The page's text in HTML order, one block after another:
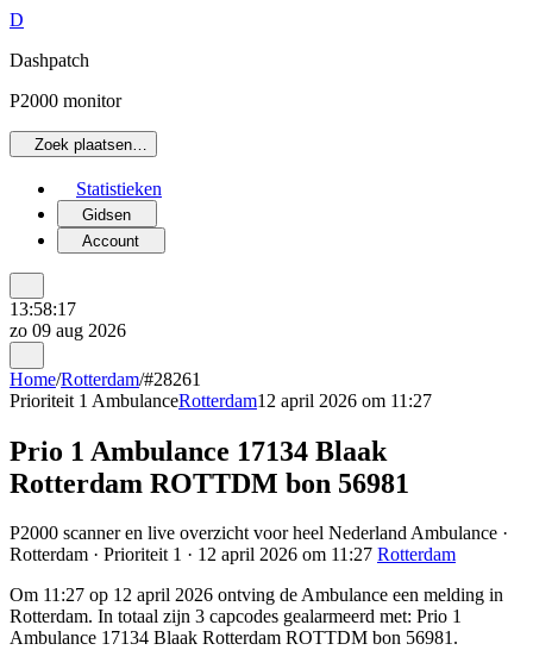
D
Dashpatch
P2000 monitor
Zoek plaatsen…
Statistieken
Gidsen
Account
13:58:17
zo 09 aug 2026
Home/Rotterdam/#28261
Prioriteit 1 AmbulanceRotterdam12 april 2026 om 11:27
Prio 1 Ambulance 17134 Blaak
Rotterdam ROTTDM bon 56981
P2000 scanner en live overzicht voor heel Nederland Ambulance ·
Rotterdam · Prioriteit 1 · 12 april 2026 om 11:27 Rotterdam
Om 11:27 op 12 april 2026 ontving de Ambulance een melding in
Rotterdam. In totaal zijn 3 capcodes gealarmeerd met: Prio 1
Ambulance 17134 Blaak Rotterdam ROTTDM bon 56981.